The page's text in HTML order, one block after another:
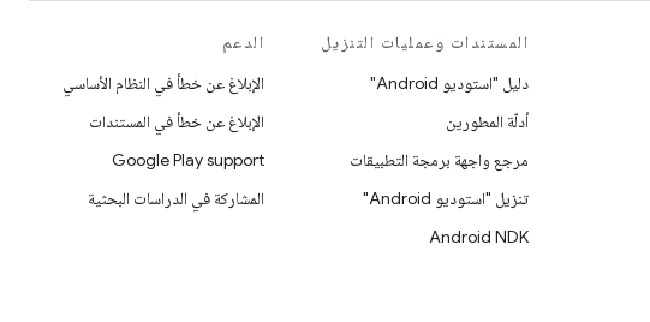
المستندات وعمليات التنزيل
دليل "استوديو Android"
أدلّة المطورين
مرجع واجهة برمجة التطبيقات
تنزيل "استوديو Android"
Android NDK
الدعم
الإبلاغ عن خطأ في النظام الأساسي
الإبلاغ عن خطأ في المستندات
Google Play support
المشاركة في الدراسات البحثية